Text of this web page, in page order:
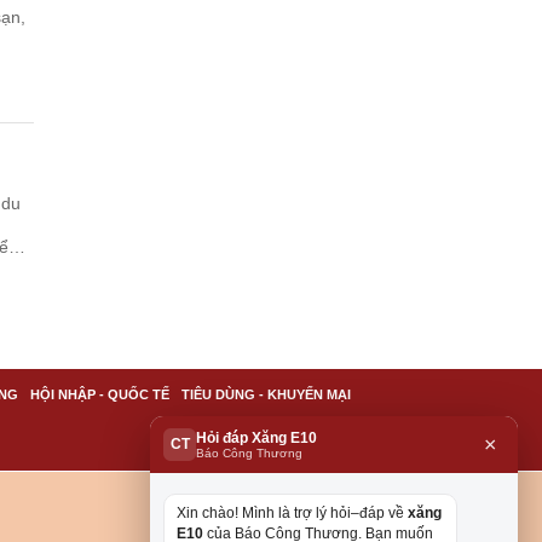
HỘI NHẬP - QUỐC TẾ TIÊU DÙNG - KHUYẾN MẠI
CT Hỏi đáp Xăng E10
Báo Công Thương ×
Xin chào! Mình là trợ lý hỏi–đáp về xăng
E10 của Báo Công Thương. Bạn muốn